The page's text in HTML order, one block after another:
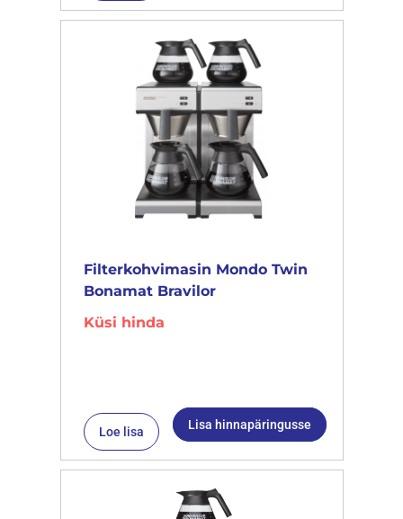
Filterkohvimasin Mondo Twin
Bonamat Bravilor
Küsi hinda
Loe lisa Lisa hinnapäringusse